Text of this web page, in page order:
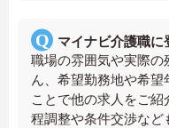
マイナビ介護職に
職場の雰囲気や実際の
ん、希望勤務地や希望
ことで他の求人をご
程調整や条件交渉な